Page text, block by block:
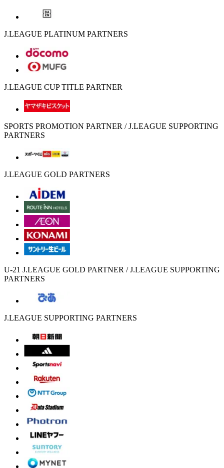
J.LEAGUE PLATINUM PARTNERS
J.LEAGUE CUP TITLE PARTNER
SPORTS PROMOTION PARTNER / J.LEAGUE SUPPORTING
PARTNERS
J.LEAGUE GOLD PARTNERS
U-21 J.LEAGUE GOLD PARTNER / J.LEAGUE SUPPORTING
PARTNERS
J.LEAGUE SUPPORTING PARTNERS